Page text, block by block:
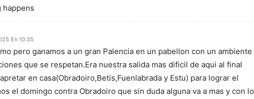
happens
En 10:35
pero ganamos a un gran Palencia en un pabellon con un ambiente
que se respetan.Era nuestra salida mas dificil de aqui al final
en casa(Obradoiro,Betis,Fuenlabrada y Estu) para lograr el
el domingo contra Obradoiro que sin duda alguna va a mas y con lo